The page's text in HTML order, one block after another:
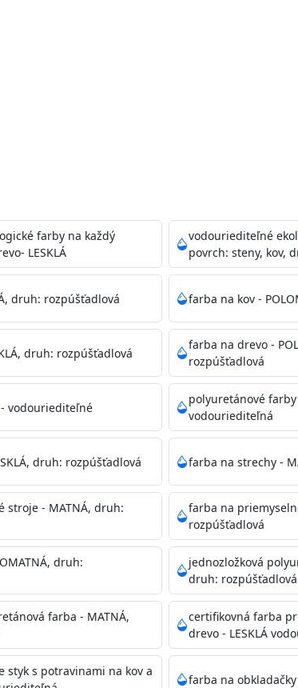
operačné
je
13300) pri
kryciu schopnosť,
premiešajte a občas opakujte aj počas
po 30-60min./23°C po dokonalom preschnutí
na poveternostných podmienkach s
nad 80%.
farby na každý
LESKLÁ
vodouriediteľné
povrch: steny, kov,
druh: rozpúšťadlová farba na kov -
druh: rozpúšťadlová
farba na drevo -
rozpúšťadlová
vodouriediteľné
polyuretánové
vodouriediteľná
druh: rozpúšťadlová farba na strechy -
stroje - MATNÁ, druh:
farba na
rozpúšťadlová
druh:
jednozložková
druh: rozpúšťadlová
farba - MATNÁ,
certifikovná farba
drevo - LESKLÁ
styk s potravinami na kov a
farba na